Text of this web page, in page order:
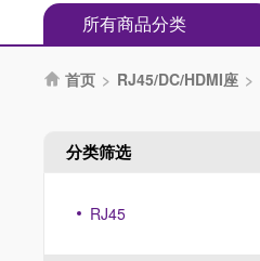
所有商品分类
 首页 > RJ45/DC/HDMI座 >
分类筛选
RJ45